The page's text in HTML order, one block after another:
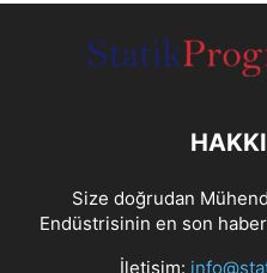
Size doğrudan
Endüstrisinin en son
İletişim: